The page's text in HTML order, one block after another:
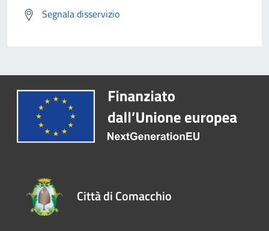
Segnala disservizio
Città di Comacchio